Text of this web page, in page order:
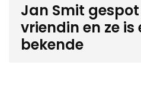
Jan Smit
vriendin en ze is
bekende